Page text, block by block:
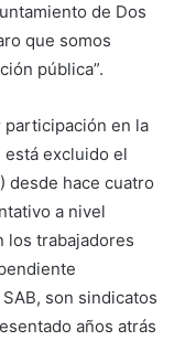
de Dos
que somos
pública”.
participación en la
está excluido el
desde hace cuatro
a nivel
los trabajadores
son sindicatos
años atrás